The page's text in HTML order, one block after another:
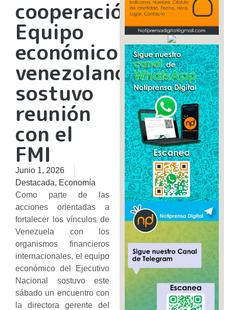
cooperación:
Equipo
económico
venezolano
sostuvo
reunión
con el
FMI
Junio 1, 2026
Destacada, Economía
Como parte de las
acciones orientadas a
fortalecer los vínculos de
Venezuela con los
organismos financieros
internacionales, el equipo
económico del Ejecutivo
Nacional sostuvo este
sábado un encuentro con
la directora gerente del